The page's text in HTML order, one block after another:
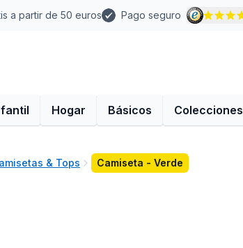
a partir de 50 euros Pago seguro
Hogar Básicos Colecciones
& Tops Camiseta - Verde